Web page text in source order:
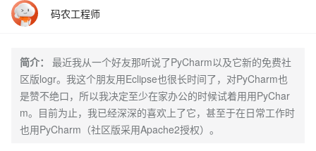
码农工程师
简介：
最近我从一个好友那听说了PyCharm以及它新的免费社
区版logr。我这个朋友用Eclipse也很长时间了，对PyCharm也
是赞不绝口，所以我决定至少在家办公的时候试着用用PyChar
m。目前为止，我已经深深的喜欢上了它，甚至于在日常工作时
也用PyCharm（社区版采用Apache2授权）。